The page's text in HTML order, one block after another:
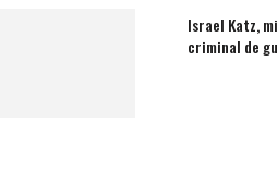
Israel Katz,
criminal de